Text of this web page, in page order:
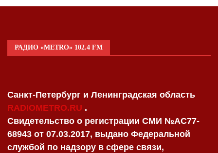
РАДИО «METRO» 102.4 FM
Санкт-Петербург и Ленинградская область
RADIOMETRO.RU .
Свидетельство о регистрации СМИ №AC77-
68943 от 07.03.2017, выдано Федеральной
службой по надзору в сфере связи,